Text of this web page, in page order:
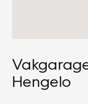
Hengelo